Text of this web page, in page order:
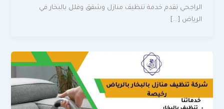
الراجحي تقدم خدمة تنظيف منازل وشقق وفلل بالبخار في
الرياض […]